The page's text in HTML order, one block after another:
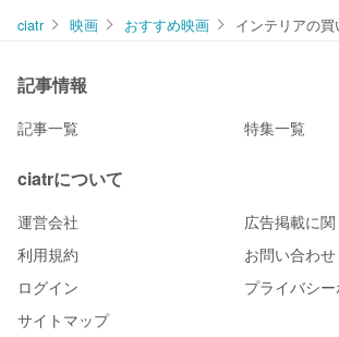
ciatr 映画 おすすめ映画 インテリアの
記事情報
記事一覧 特集一覧
ciatrについて
運営会社
広告掲載に関
利用規約
お問い合わせ
ログイン
プライバシ
サイトマップ